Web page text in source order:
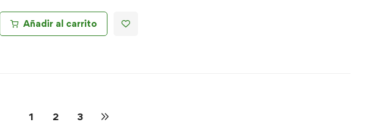
Añadir al carrito
1 2 3